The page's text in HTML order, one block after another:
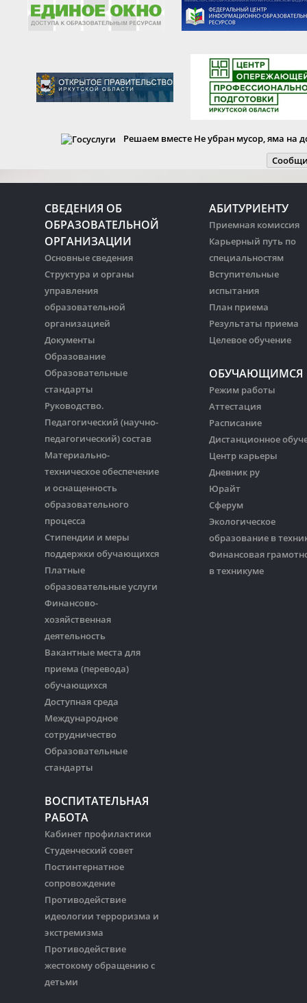
Решаем вместе Не убран мусор, яма на
СВЕДЕНИЯ ОБ
ОБРАЗОВАТЕЛЬНОЙ
ОРГАНИЗАЦИИ
Основные сведения
Структура и органы
управления
образовательной
организацией
Документы
Образование
Образовательные
стандарты
Руководство.
Педагогический (научно-
педагогический) состав
Материально-
техническое обеспечение
и оснащенность
образовательного
процесса
Стипендии и меры
поддержки обучающихся
Платные
образовательные услуги
Финансово-
хозяйственная
деятельность
Вакантные места для
приема (перевода)
обучающихся
Доступная среда
Международное
сотрудничество
Образовательные
стандарты
ВОСПИТАТЕЛЬНАЯ
РАБОТА
Кабинет профилактики
Студенческий совет
Постинтернатное
сопровождение
Противодействие
идеологии терроризма и
экстремизма
Противодействие
жестокому обращению с
детьми
АБИТУРИЕНТУ
Приемная комиссия
Карьерный путь по
специальностям
Вступительные
испытания
План приема
Результаты приема
Целевое обучение
ОБУЧАЮЩИМСЯ
Режим работы
Аттестация
Расписание
Дистанционное
Центр карьеры
Дневник ру
Юрайт
Сферум
Экологическое
образование в
Финансовая
в техникуме